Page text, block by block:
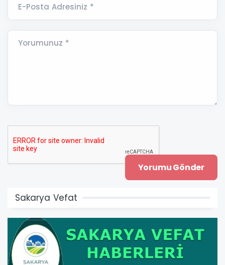
E-Posta Adresiniz *
Yorumunuz *
Sakarya Vefat